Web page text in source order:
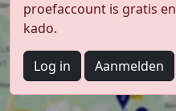
proefaccount is gratis
kado.
Log in Aanmelden